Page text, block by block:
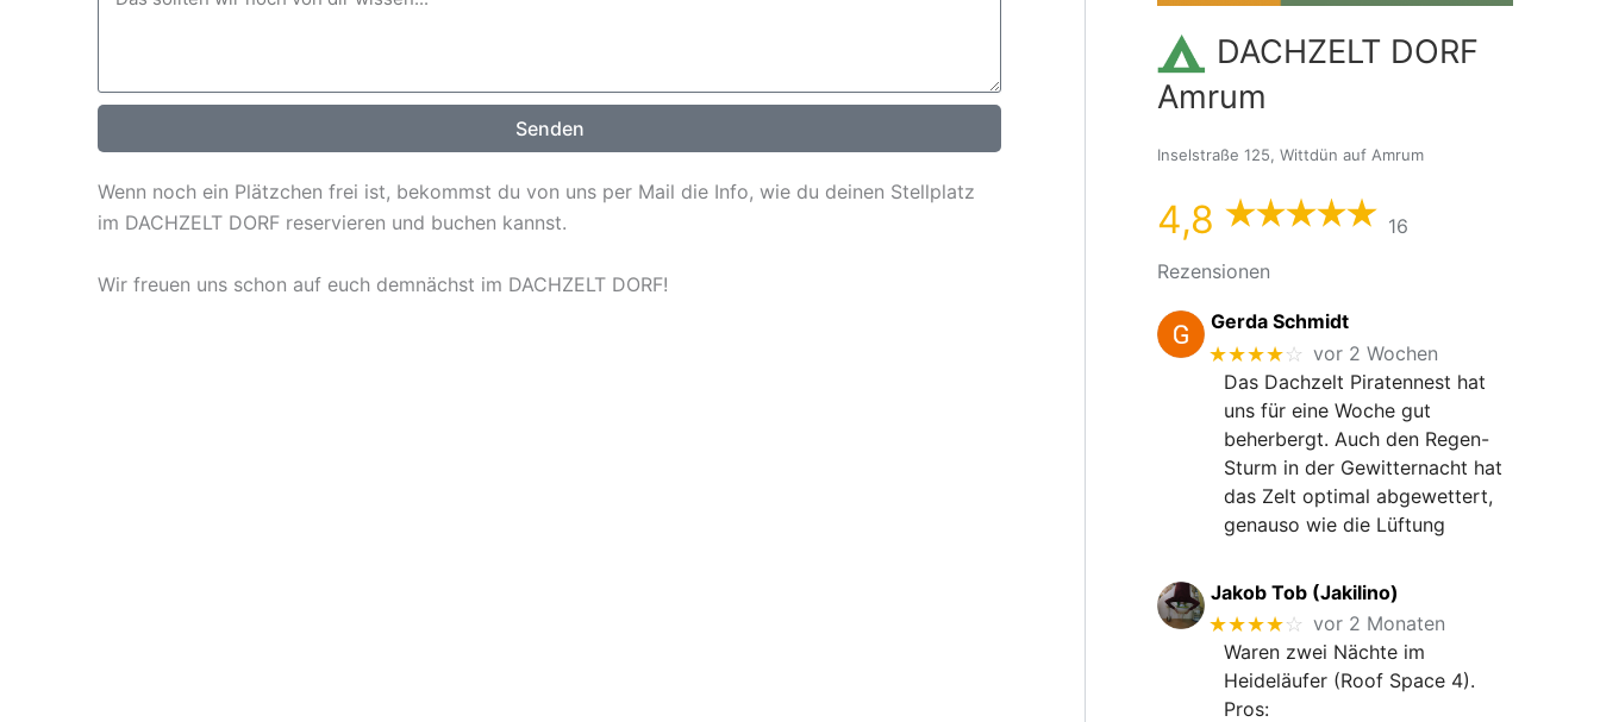
Senden
Wenn noch ein Plätzchen frei ist, bekommst du von uns per Mail die Info, wie du deinen Stellplatz
im DACHZELT DORF reservieren und buchen kannst.
Wir freuen uns schon auf euch demnächst im DACHZELT DORF!
DACHZELT DORF
Amrum
Inselstraße 125, Wittdün auf Amrum
4,8
16
Rezensionen
Gerda Schmidt
★★★★☆ vor 2 Wochen
Das Dachzelt Piratennest hat
uns für eine Woche gut
beherbergt. Auch den Regen-
Sturm in der Gewitternacht hat
das Zelt optimal abgewettert,
genauso wie die Lüftung
Jakob Tob (Jakilino)
★★★★☆ vor 2 Monaten
Waren zwei Nächte im
Heideläufer (Roof Space 4).
Pros: